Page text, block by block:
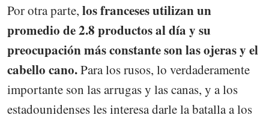
Por otra parte, los franceses utilizan un
promedio de 2.8 productos al día y su
preocupación más constante son las ojeras y el
cabello cano.Para los rusos, lo verdaderamente
importante son las arrugas y las canas, y a los
estadounidenses les interesa darle la batalla a los